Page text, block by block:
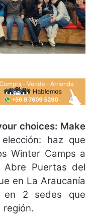
choices: Make
haz que
Winter Camps a
Abre Puertas del
en La Araucanía
en 2 sedes que
región.